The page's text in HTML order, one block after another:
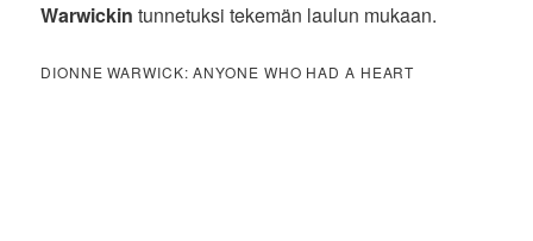
Warwickin tunnetuksi tekemän laulun mukaan.
DIONNE WARWICK: ANYONE WHO HAD A HEART